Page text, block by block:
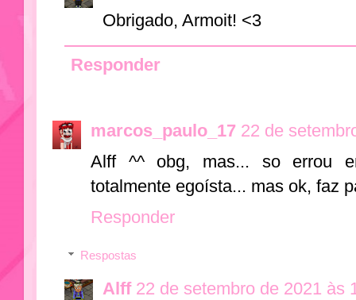
Obrigado, Armoit! <3
Responder
marcos_paulo_17 22 de
Alff ^^ obg, mas... so errou
totalmente egoísta... mas ok, faz
Responder
Respostas
Alff 22 de setembro de 2021 às